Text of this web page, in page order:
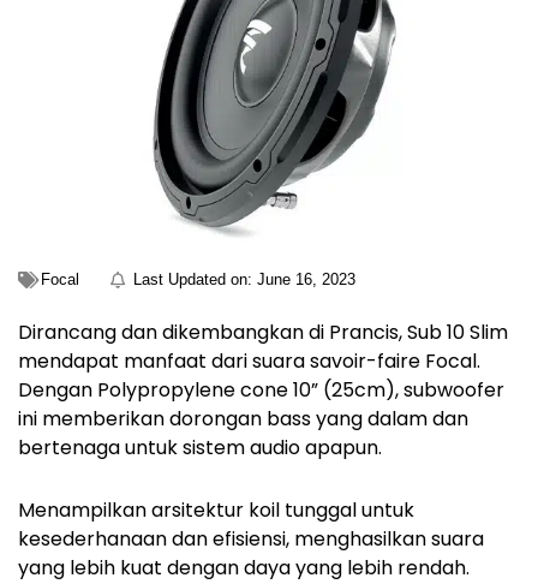
Focal Last Updated on: June 16, 2023
Dirancang dan dikembangkan di Prancis, Sub 10 Slim
mendapat manfaat dari suara savoir-faire Focal.
Dengan Polypropylene cone 10” (25cm), subwoofer
ini memberikan dorongan bass yang dalam dan
bertenaga untuk sistem audio apapun.
Menampilkan arsitektur koil tunggal untuk
kesederhanaan dan efisiensi, menghasilkan suara
yang lebih kuat dengan daya yang lebih rendah.